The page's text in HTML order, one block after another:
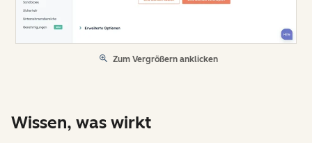
Zum Vergrößern anklicken
Wissen, was wirkt